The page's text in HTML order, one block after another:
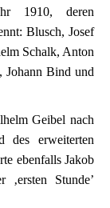
1910, deren
Blusch, Josef
Schalk, Anton
Johann Bind und
Geibel nach
des erweiterten
ebenfalls Jakob
Stunde’